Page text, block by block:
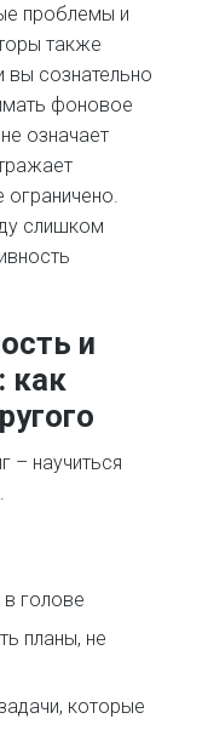
проблемы и
также
сознательно
фоновое
означает
слишком
и
как
– научиться
голове
планы, не
которые